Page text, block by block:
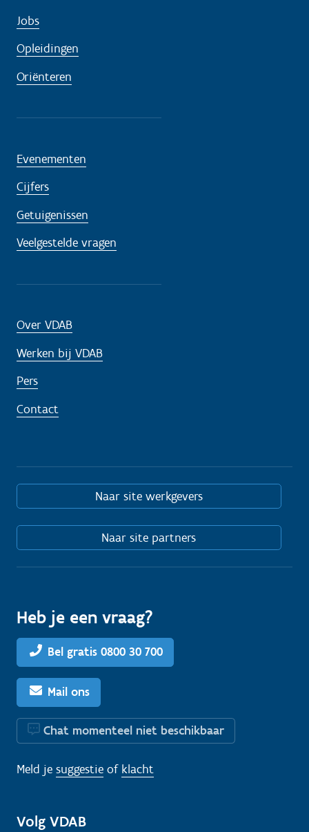
Jobs
Opleidingen
Oriënteren
Evenementen
Cijfers
Getuigenissen
Veelgestelde vragen
Over VDAB
Werken bij VDAB
Pers
Contact
Naar site werkgevers
Naar site partners
Heb je een vraag?
Bel gratis 0800 30 700
Mail ons
Chat momenteel niet beschikbaar
Meld je suggestie of klacht
Volg VDAB